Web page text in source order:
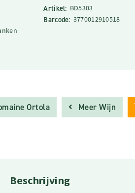
Artikel: BD5303
Barcode: 3770012910518
Ortola Meer Wijn
Beschrijving